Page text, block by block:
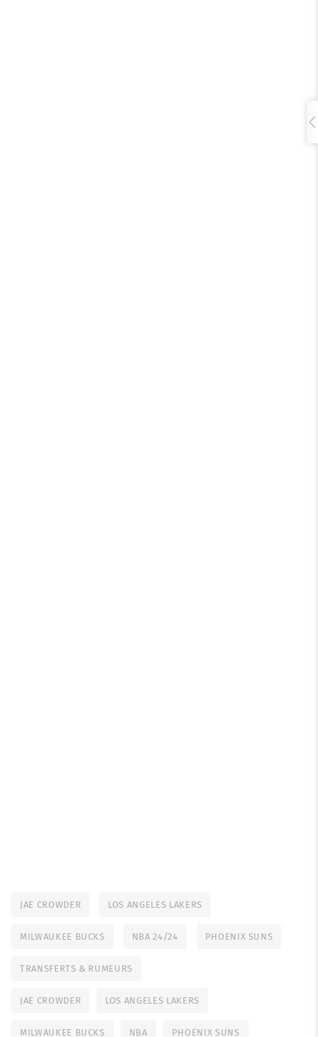
JAE CROWDER LOS ANGELES LAKERS
MILWAUKEE BUCKS NBA 24/24 PHOENIX SUNS
TRANSFERTS & RUMEURS
JAE CROWDER LOS ANGELES LAKERS
MILWAUKEE BUCKS NBA PHOENIX SUNS